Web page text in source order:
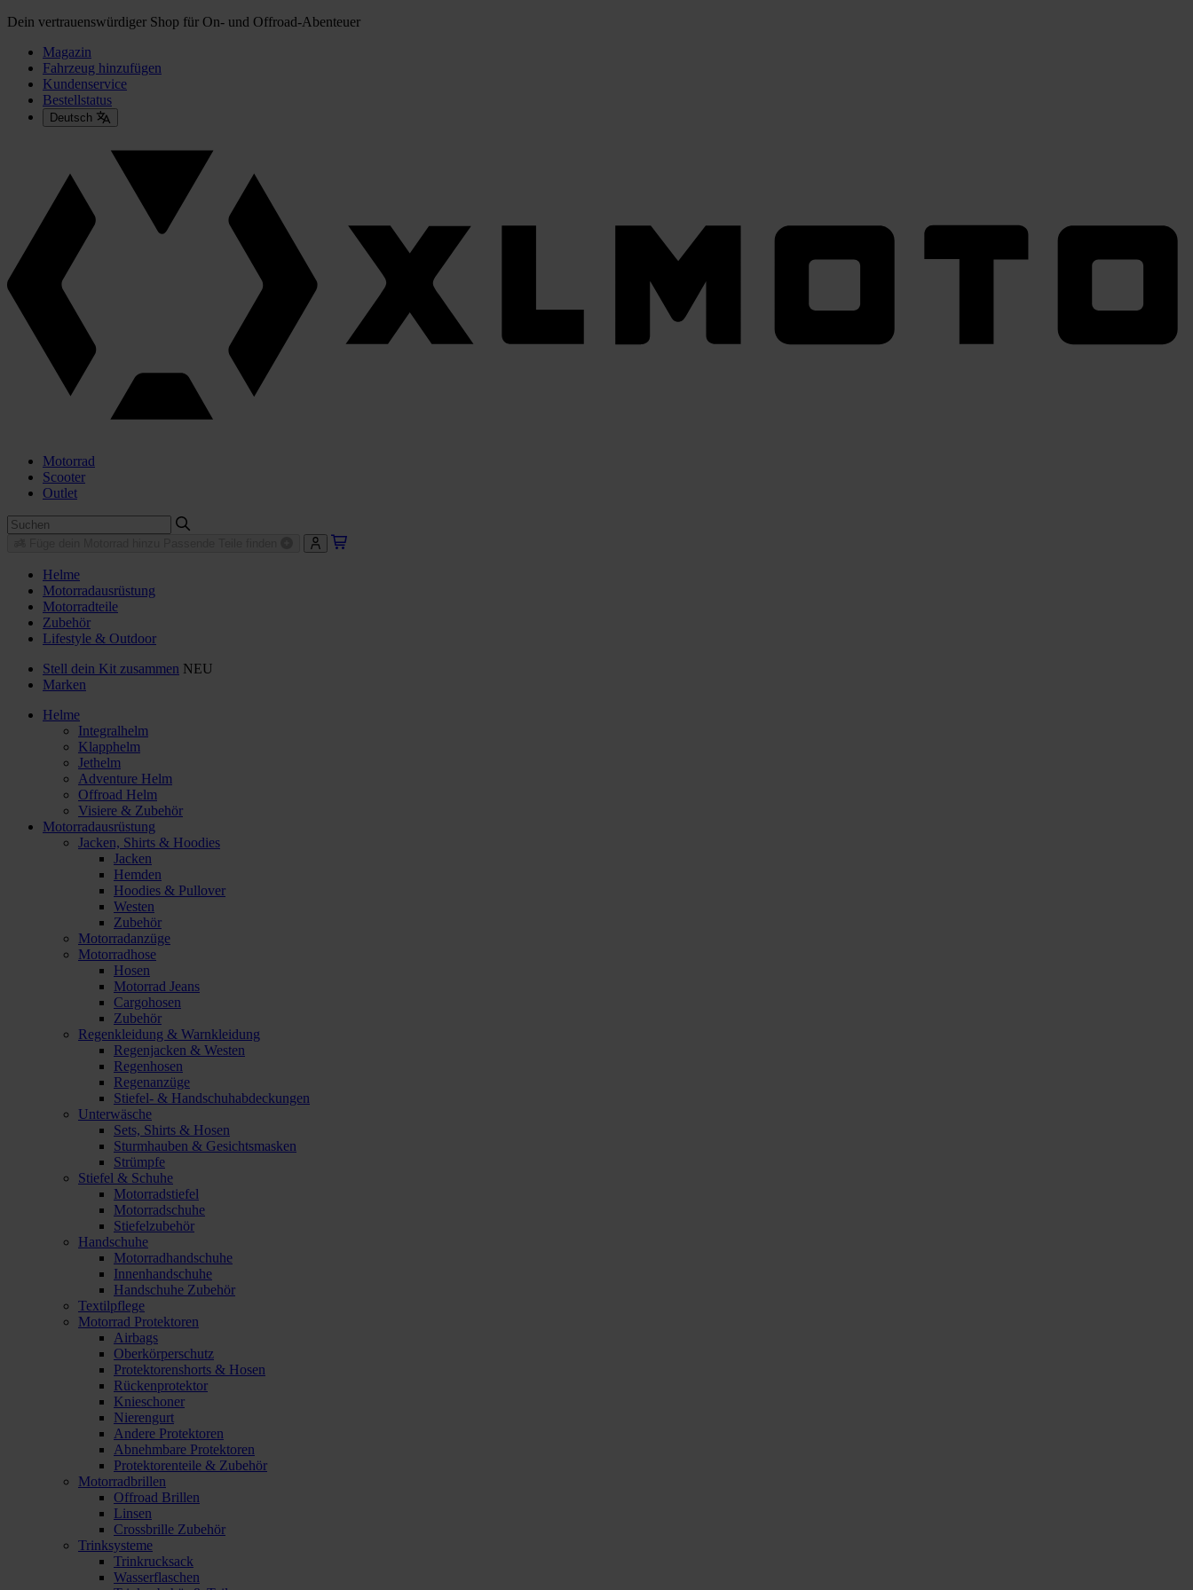
Dein vertrauenswürdiger Shop für On- und Offroad-Abenteuer
Magazin
Fahrzeug hinzufügen
Kundenservice
Bestellstatus
Deutsch
Motorrad
Scooter
Outlet
Helme
Motorradausrüstung
Motorradteile
Zubehör
Lifestyle & Outdoor
Stell dein Kit zusammen NEU
Marken
Helme
Integralhelm
Klapphelm
Jethelm
Adventure Helm
Offroad Helm
Visiere & Zubehör
Motorradausrüstung
Jacken, Shirts & Hoodies
Jacken
Hemden
Hoodies & Pullover
Westen
Zubehör
Motorradanzüge
Motorradhose
Hosen
Motorrad Jeans
Cargohosen
Zubehör
Regenkleidung & Warnkleidung
Regenjacken & Westen
Regenhosen
Regenanzüge
Stiefel- & Handschuhabdeckungen
Unterwäsche
Sets, Shirts & Hosen
Sturmhauben & Gesichtsmasken
Strümpfe
Stiefel & Schuhe
Motorradstiefel
Motorradschuhe
Stiefelzubehör
Handschuhe
Motorradhandschuhe
Innenhandschuhe
Handschuhe Zubehör
Textilpflege
Motorrad Protektoren
Airbags
Oberkörperschutz
Protektorenshorts & Hosen
Rückenprotektor
Knieschoner
Nierengurt
Andere Protektoren
Abnehmbare Protektoren
Protektorenteile & Zubehör
Motorradbrillen
Offroad Brillen
Linsen
Crossbrille Zubehör
Trinksysteme
Trinkrucksack
Wasserflaschen